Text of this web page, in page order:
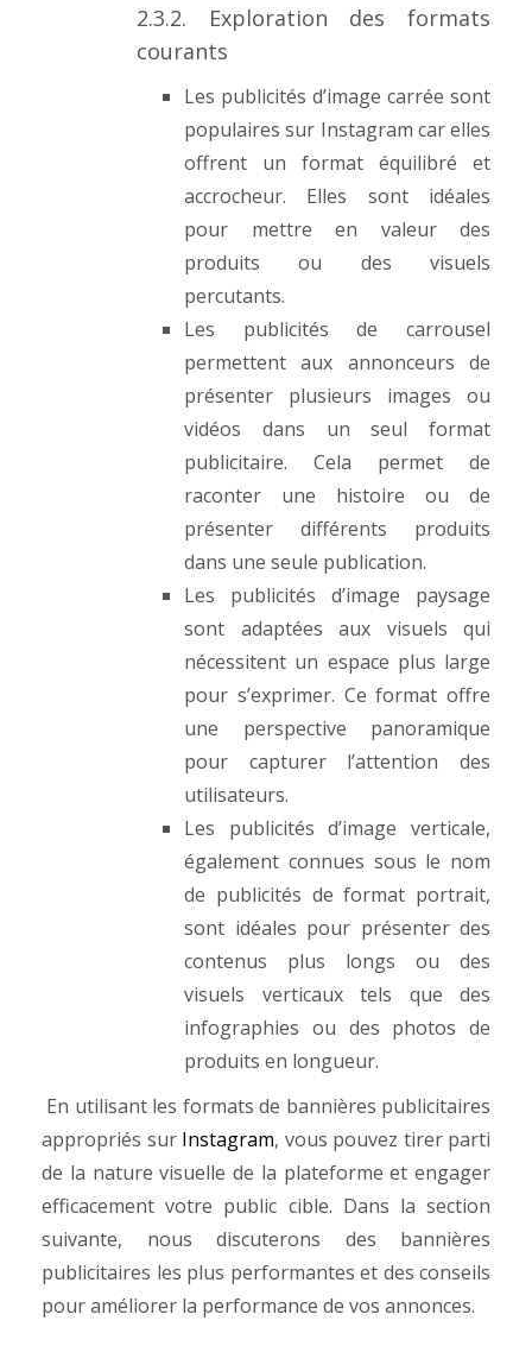
2.3.2. Exploration des formats
courants
Les publicités d’image carrée sont
populaires sur Instagram car elles
offrent un format équilibré et
accrocheur. Elles sont idéales
pour mettre en valeur des
produits ou des visuels
percutants.
Les publicités de carrousel
permettent aux annonceurs de
présenter plusieurs images ou
vidéos dans un seul format
publicitaire. Cela permet de
raconter une histoire ou de
présenter différents produits
dans une seule publication.
Les publicités d’image paysage
sont adaptées aux visuels qui
nécessitent un espace plus large
pour s’exprimer. Ce format offre
une perspective panoramique
pour capturer l’attention des
utilisateurs.
Les publicités d’image verticale,
également connues sous le nom
de publicités de format portrait,
sont idéales pour présenter des
contenus plus longs ou des
visuels verticaux tels que des
infographies ou des photos de
produits en longueur.
En utilisant les formats de bannières publicitaires
appropriés sur Instagram, vous pouvez tirer parti
de la nature visuelle de la plateforme et engager
efficacement votre public cible. Dans la section
suivante, nous discuterons des bannières
publicitaires les plus performantes et des conseils
pour améliorer la performance de vos annonces.